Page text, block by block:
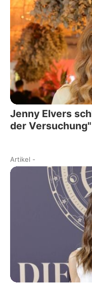
Jenny Elvers
der Versuchung"
Artikel -